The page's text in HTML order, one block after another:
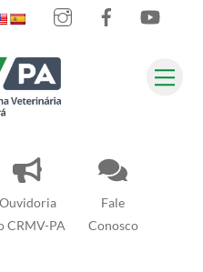
Ouvidoria
CRMV-PA
Fale
Conosco
InstagramFacebook